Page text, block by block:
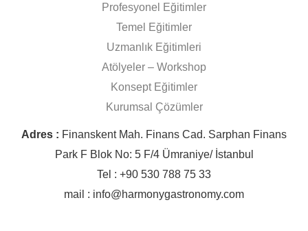
Profesyonel Eğitimler
Temel Eğitimler
Uzmanlık Eğitimleri
Atölyeler – Workshop
Konsept Eğitimler
Kurumsal Çözümler
Adres : Finanskent Mah. Finans Cad. Sarphan Finans
Park F Blok No: 5 F/4 Ümraniye/ İstanbul
Tel : +90 530 788 75 33
mail : info@harmonygastronomy.com